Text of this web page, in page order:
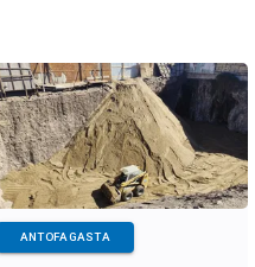
ANTOFAGASTA